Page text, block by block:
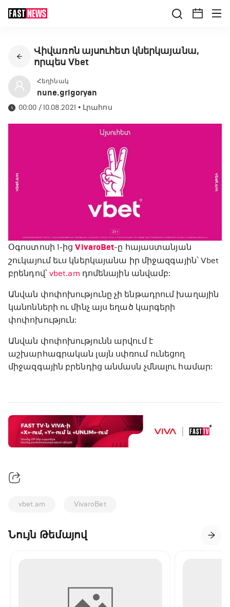
Վիվառոն այսուհետ կներկայանա,
որպես Vbet
Հեղինակ
nune.grigoryan
00:00 / 10.08.2021 • Լրահոս
Օգոստոսի 1֊իցVivaroBet-ը հայաստանյան
շուկայում եւս կներկայանա իր միջազգային՝ Vbet
բրենդով՝ vbet.am դոմենային անվամբ:
Անվան փոփոխությունը չի ենթադրում խաղային
կանոնների ու մինչ այս եղած կարգերի
փոփոխություն:
Անվան փոփոխությունն արվում է
աշխարհագրական լայն սփռում ունեցող
միջազգային բրենդից անմասն չմնալու համար:
vbet.am VivaroBet
Նույն Թեմայով